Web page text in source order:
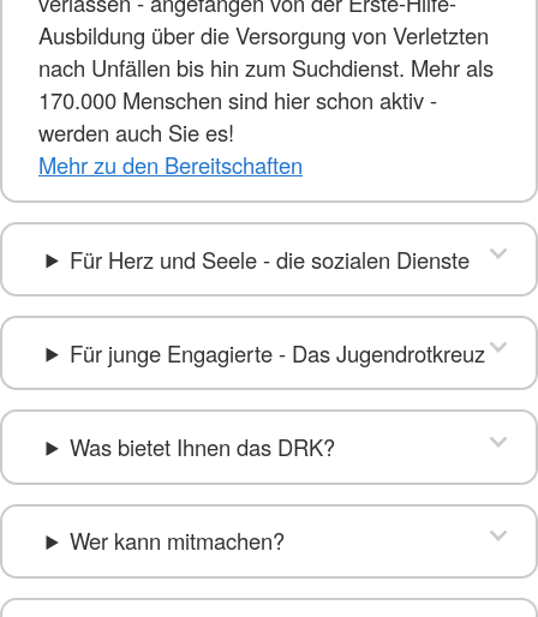
Ausbildung über die Versorgung von Verletzten
nach Unfällen bis hin zum Suchdienst. Mehr als
170.000 Menschen sind hier schon aktiv -
werden auch Sie es!
Mehr zu den Bereitschaften
Für Herz und Seele - die sozialen Dienste
Für junge Engagierte - Das Jugendrotkreuz
Was bietet Ihnen das DRK?
Wer kann mitmachen?